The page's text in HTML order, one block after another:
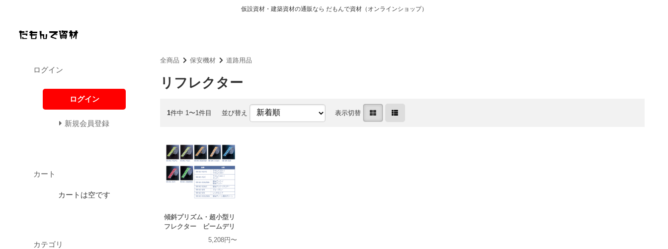
仮設資材・建築資材の通販なら だもんで資材（オンラインショップ）
全商品 保安機材 道路用品
リフレクター
1件中 1〜1件目 並び替え 表示切替
傾斜プリズム・超小型リ
フレクター ビームデリ
5,208円〜
ログイン
ログイン
新規会員登録
カート
カートは空です
カテゴリ